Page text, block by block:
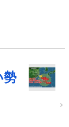
勢